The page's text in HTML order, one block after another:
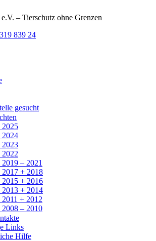
– Tierschutz ohne Grenzen
839 24
gesucht
2025
2024
2023
– 2021
+ 2018
+ 2016
+ 2014
+ 2012
– 2010
Links
Hilfe